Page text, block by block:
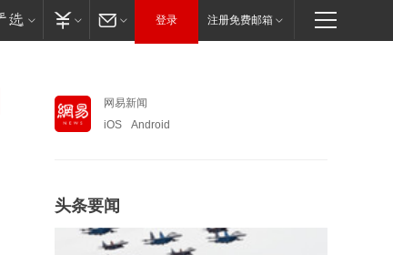
登录 注册免费邮箱
网易新闻
iOS
Android
头条要闻